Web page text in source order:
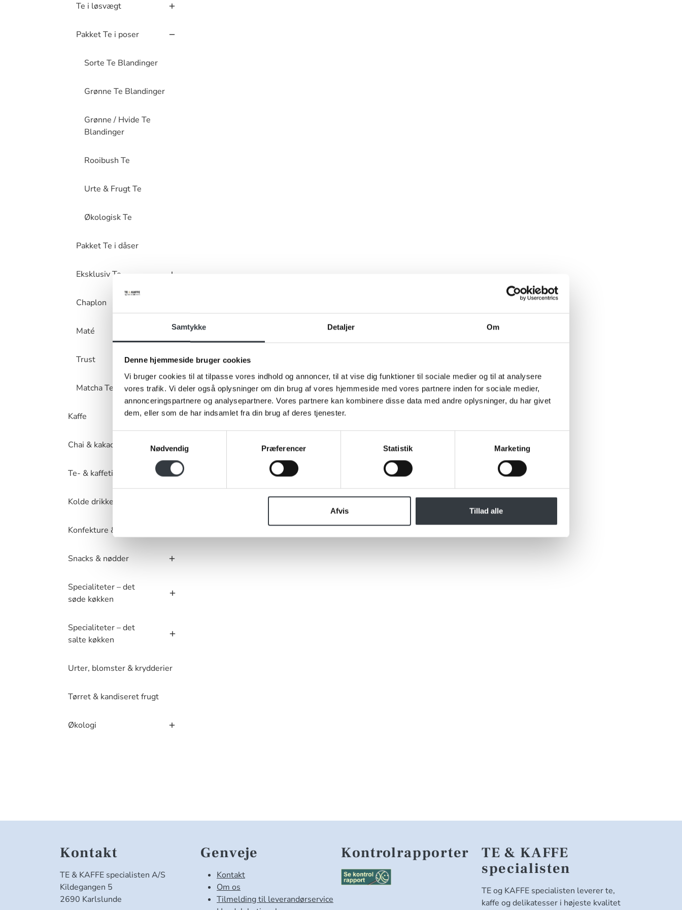
Samtykke Detaljer Om
Denne hjemmeside bruger cookies
Vi bruger cookies til at tilpasse vores indhold og annoncer, til at vise dig funktioner til sociale medier og til at analysere
vores trafik. Vi deler også oplysninger om din brug af vores hjemmeside med vores partnere inden for sociale medier,
annonceringspartnere og analysepartnere. Vores partnere kan kombinere disse data med andre oplysninger, du har givet
dem, eller som de har indsamlet fra din brug af deres tjenester.
Nødvendig
Præferencer Statistik Marketing
Afvis Tillad alle
Te i løsvægt
Pakket Te i poser
Sorte Te Blandinger
Grønne Te Blandinger
Grønne / Hvide Te
Blandinger
Rooibush Te
Urte & Frugt Te
Økologisk Te
Pakket Te i dåser
Eksklusiv Te
Chaplon
Maté
Trust
Matcha Tea
Kaffe
Chai & kakaopulver
Te- & kaffetilbehør
Kolde drikke
Konfekture & kager
Snacks & nødder
Specialiteter – det
søde køkken
Specialiteter – det
salte køkken
Urter, blomster & krydderier
Tørret & kandiseret frugt
Økologi
Kontakt
TE & KAFFE specialisten A/S
Kildegangen 5
2690 Karlslunde
Genveje
Kontakt
Om os
Tilmelding til leverandørservice
Kontrolrapporter
TE & KAFFE
specialisten
TE og KAFFE specialisten leverer te,
kaffe og delikatesser i højeste kvalitet